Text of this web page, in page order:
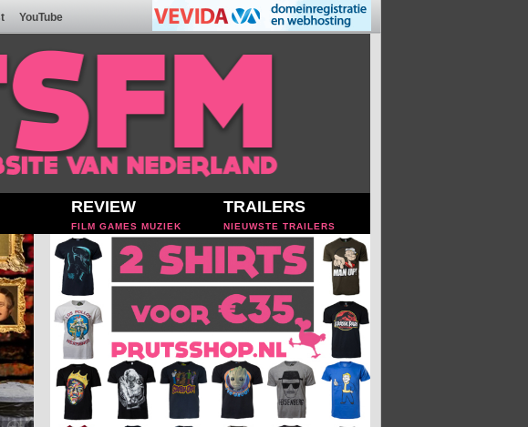
YouTube
REVIEW
FILM GAMES MUZIEK
TRAILERS
NIEUWSTE TRAILERS